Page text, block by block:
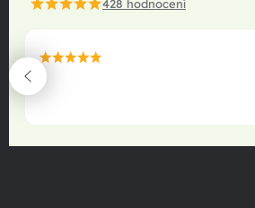
428 hodnocení
maximální spokojenost
22.06.2025